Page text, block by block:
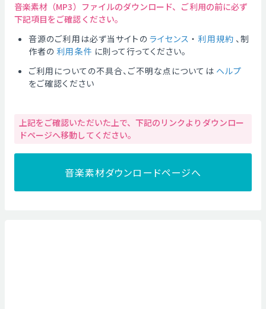
音楽素材（MP3）ファイルのダウンロード、ご利用の前に必ず
下記項目をご確認ください。
音源のご利用は必ず当サイトの ライセンス ・ 利用規約 、制
作者の 利用条件 に則って行ってください。
ご利用についての不具合、ご不明な点については ヘルプ
をご確認ください
上記をご確認いただいた上で、下記のリンクよりダウンロー
ドページへ移動してください。
音楽素材ダウンロードページへ